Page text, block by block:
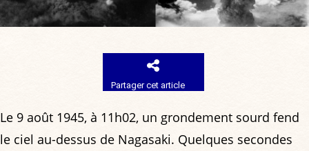
Partager cet article
Le 9 août 1945, à 11h02, un grondement sourd fend
le ciel au-dessus de Nagasaki. Quelques secondes